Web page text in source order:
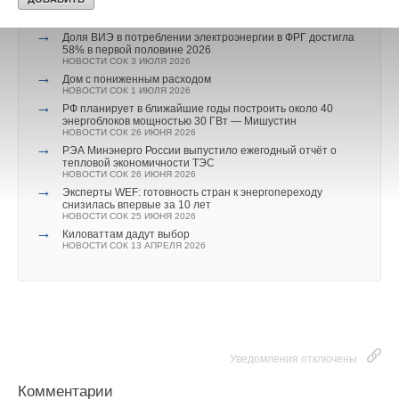
выбросы на две трети
→
Доля ВИЭ в потреблении электроэнергии в ФРГ достигла
58% в первой половине 2026
НОВОСТИ СОК 3 ИЮЛЯ 2026
→ Дом с пониженным расходом
НОВОСТИ СОК 1 ИЮЛЯ 2026
→
РФ планирует в ближайшие годы построить около 40
энергоблоков мощностью 30 ГВт — Мишустин
НОВОСТИ СОК 26 ИЮНЯ 2026
→
РЭА Минэнерго России выпустило ежегодный отчёт о
тепловой экономичности ТЭС
НОВОСТИ СОК 26 ИЮНЯ 2026
→
Эксперты WEF: готовность стран к энергопереходу
снизилась впервые за 10 лет
НОВОСТИ СОК 25 ИЮНЯ 2026
→ Киловаттам дадут выбор
НОВОСТИ СОК 13 АПРЕЛЯ 2026
Уведомления отключены
Комментарии